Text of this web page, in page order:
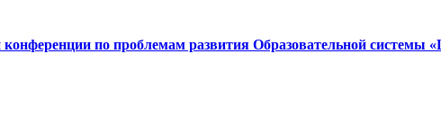
по проблемам развития Образовательной системы